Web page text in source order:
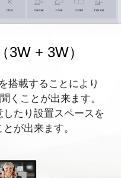
3W + 3W）
搭載することにより
くことが出来ます。
たり設置スペースを
が出来ます。